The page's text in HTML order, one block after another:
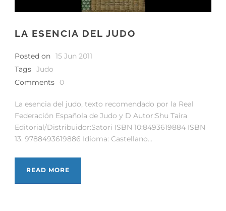
LA ESENCIA DEL JUDO
Posted on 15 Jun 2011
Tags Judo
Comments
0
La esencia del judo, texto recomendado por la Real
Federación Española de Judo y D Autor:Shu Taira
Editorial/Distribuidor:Satori ISBN 10:8493619884 ISBN
13: 9788493619886 Idioma: Castellano...
READ MORE